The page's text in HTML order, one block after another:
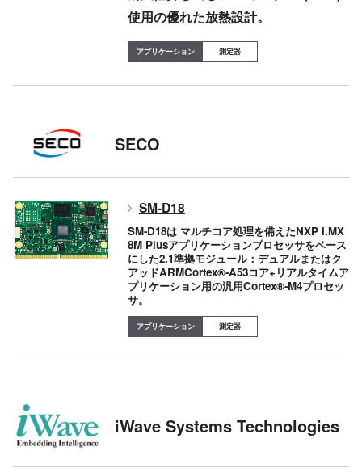
使用の優れた放熱設計。
測定器
SECO
SM-D18
SM-D18は マルチコア処理を備えたNXP i.MX
8M Plusアプリケーションプロセッサをベース
にした2.1準拠モジュール：デュアルまたはク
アッドARMCortex®-A53コア+リアルタイムア
プリケーション用の汎用Cortex®-M4プロセッ
サ。
測定器
iWave Systems Technologies